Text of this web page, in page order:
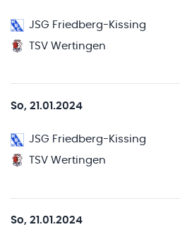
JSG Friedberg-Kissing
TSV Wertingen
So, 21.01.2024
JSG Friedberg-Kissing
TSV Wertingen
So, 21.01.2024